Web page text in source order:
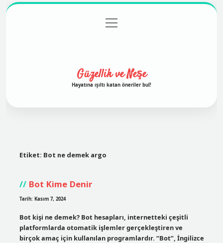
Gizlilik Politikası
menüyü
aç
Güzellik ve Neşe
Hayatına ışıltı katan öneriler bul!
Etiket: Bot ne demek argo
Bot Kime Denir
Tarih: Kasım 7, 2024
Bot kişi ne demek? Bot hesapları, internetteki çeşitli
platformlarda otomatik işlemler gerçekleştiren ve
birçok amaç için kullanılan programlardır. “Bot”, İngilizce